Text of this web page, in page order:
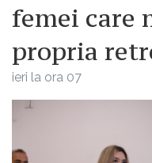
femei care
propria
ieri la ora 07